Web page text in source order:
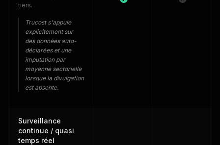
tiers.
Trucost s'appuie
explicitement sur
des données auto-
déclarées et une
imputation par
moyenne sectorielle
lorsque la divulgation
est absente.
Surveillance
continue / quasi
temps réel